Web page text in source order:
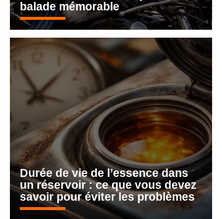
balade mémorable
Durée de vie de l’essence dans
un réservoir : ce que vous devez
savoir pour éviter les problèmes